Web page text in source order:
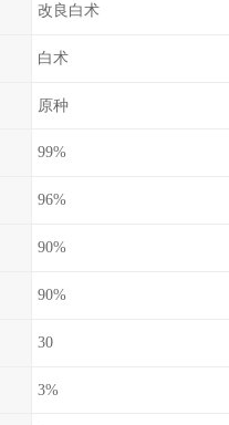
改良白术
白术
原种
99%
96%
90%
90%
30
3%